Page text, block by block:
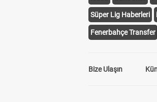
Süper Lig Haberleri
Fenerbahçe Transfer
Bize Ulaşın